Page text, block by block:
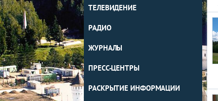
ТЕЛЕВИДЕНИЕ
РАДИО
ЖУРНАЛЫ
ПРЕСС-ЦЕНТРЫ
РАСКРЫТИЕ ИНФОРМАЦИИ